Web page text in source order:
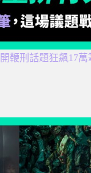
鞭刑話題狂飆17萬